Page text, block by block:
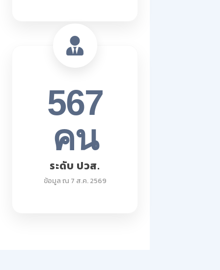
567
คน
ระดับ ปวส.
ข้อมูล ณ 7 ส.ค. 2569